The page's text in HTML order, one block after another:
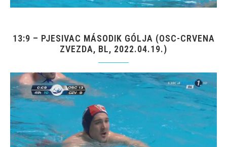
13:9 – PJESIVAC MÁSODIK GÓLJA (OSC-CRVENA
ZVEZDA, BL, 2022.04.19.)